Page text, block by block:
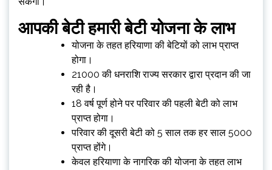
आपकी बेटी हमारी बेटी योजना के लाभ
योजना के तहत हरियाणा की बेटियों को लाभ प्राप्त
होगा।
₹21000 की धनराशि राज्य सरकार द्वारा प्रदान की जा
रही है।
18 वर्ष पूर्ण होने पर परिवार की पहली बेटी को लाभ
प्राप्त होगा।
परिवार की दूसरी बेटी को 5 साल तक हर साल ₹5000
प्राप्त होंगे।
केवल हरियाणा के नागरिक की योजना के तहत लाभ